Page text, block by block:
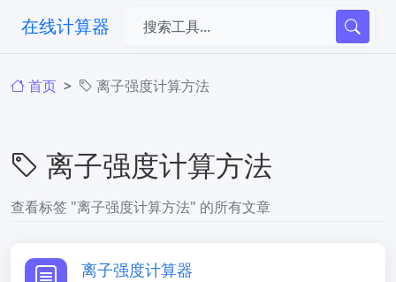
在线计算器
首页 离子强度计算方法
离子强度计算方法
查看标签 "离子强度计算方法" 的所有文章
离子强度计算器